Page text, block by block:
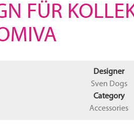
FÜR
Designer
Sven Dogs
Category
Accessories